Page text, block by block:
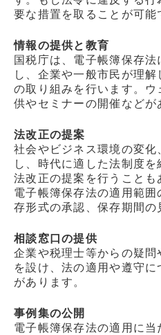
要な措置を取ることが可能
情報の提供と教育
国税庁は、電子帳簿保存
し、企業や一般市民が理
の取り組みを行います。
供やセミナーの開催などが
法改正の提案
社会やビジネス環境の変
し、時代に適した法制度
法改正の提案を行うことも
電子帳簿保存法の適用範
存形式の承認、保存期間の
相談窓口の提供
企業や税理士等からの疑問
を設け、法の適用や遵守
があります。
事例集の公開
電子帳簿保存法の適用に